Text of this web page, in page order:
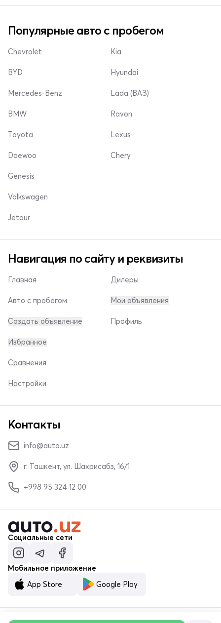
Популярные авто с пробегом
Chevrolet
BYD
Mercedes-Benz
Kia
Hyundai
Lada (ВАЗ)
BMW
Toyota
Daewoo
Ravon
Lexus
Chery
Genesis
Volkswagen
Jetour
Навигация по сайту и реквизиты
Главная
Авто с пробегом
Создать объявление
Дилеры
Мои объявления
Профиль
Избранное
Сравнения
Настройки
Контакты
info@auto.uz
г. Ташкент, ул. Шахрисабз, 16/1
+998 95 324 12 00
Социальные сети
Мобильное приложение
App Store
Google Play